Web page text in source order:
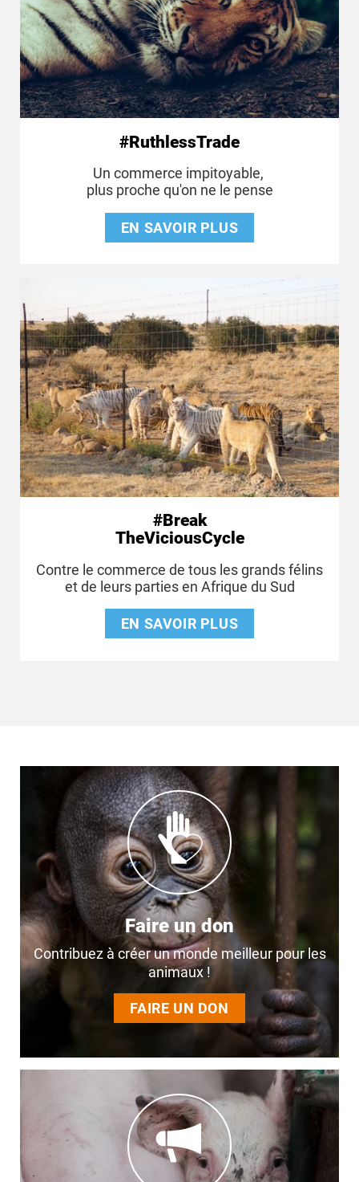
#RuthlessTrade
Un commerce impitoyable,
plus proche qu'on ne le pense
EN SAVOIR PLUS
#Break
TheViciousCycle
Contre le commerce de tous les grands félins
et de leurs parties en Afrique du Sud
EN SAVOIR PLUS
Faire un don
Contribuez à créer un monde meilleur pour les
animaux !
FAIRE UN DON